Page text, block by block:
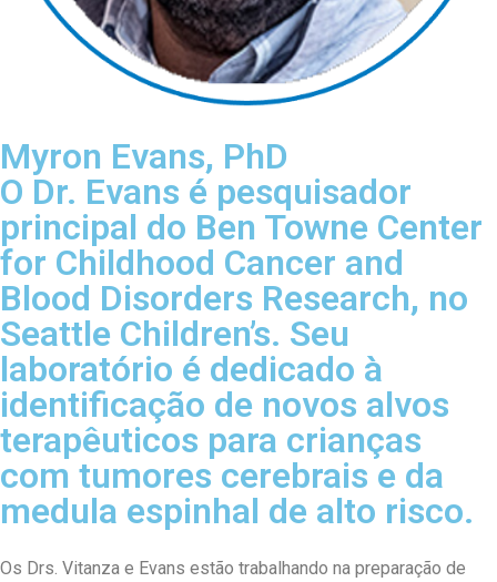
Myron Evans, PhD
O Dr. Evans é pesquisador
principal do Ben Towne Center
for Childhood Cancer and
Blood Disorders Research, no
Seattle Children’s. Seu
laboratório é dedicado à
identificação de novos alvos
terapêuticos para crianças
com tumores cerebrais e da
medula espinhal de alto risco.
Os Drs. Vitanza e Evans estão trabalhando na preparação de